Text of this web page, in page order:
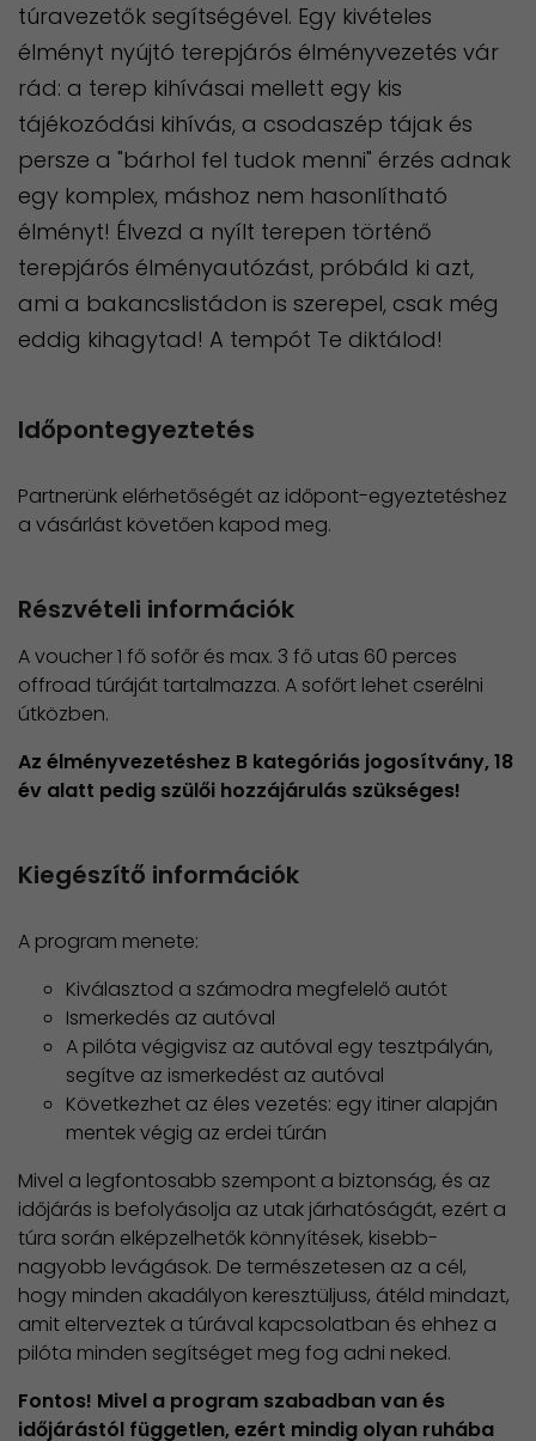
túravezetők segítségével. Egy kivételes
élményt nyújtó terepjárós élményvezetés vár
rád: a terep kihívásai mellett egy kis
tájékozódási kihívás, a csodaszép tájak és
persze a "bárhol fel tudok menni" érzés adnak
egy komplex, máshoz nem hasonlítható
élményt! Élvezd a nyílt terepen történő
terepjárós élményautózást, próbáld ki azt,
ami a bakancslistádon is szerepel, csak még
eddig kihagytad! A tempót Te diktálod!
Időpontegyeztetés
Partnerünk elérhetőségét az időpont-egyeztetéshez
a vásárlást követően kapod meg.
Részvételi információk
A voucher 1 fő sofőr és max. 3 fő utas 60 perces
offroad túráját tartalmazza. A sofőrt lehet cserélni
útközben.
Az élményvezetéshez B kategóriás jogosítvány, 18
év alatt pedig szülői hozzájárulás szükséges!
Kiegészítő információk
A program menete:
Kiválasztod a számodra megfelelő autót
Ismerkedés az autóval
A pilóta végigvisz az autóval egy tesztpályán,
segítve az ismerkedést az autóval
Következhet az éles vezetés: egy itiner alapján
mentek végig az erdei túrán
Mivel a legfontosabb szempont a biztonság, és az
időjárás is befolyásolja az utak járhatóságát, ezért a
túra során elképzelhetők könnyítések, kisebb-
nagyobb levágások. De természetesen az a cél,
hogy minden akadályon keresztüljuss, átéld mindazt,
amit elterveztek a túrával kapcsolatban és ehhez a
pilóta minden segítséget meg fog adni neked.
Fontos! Mivel a program szabadban van és
időjárástól független, ezért mindig olyan ruhába